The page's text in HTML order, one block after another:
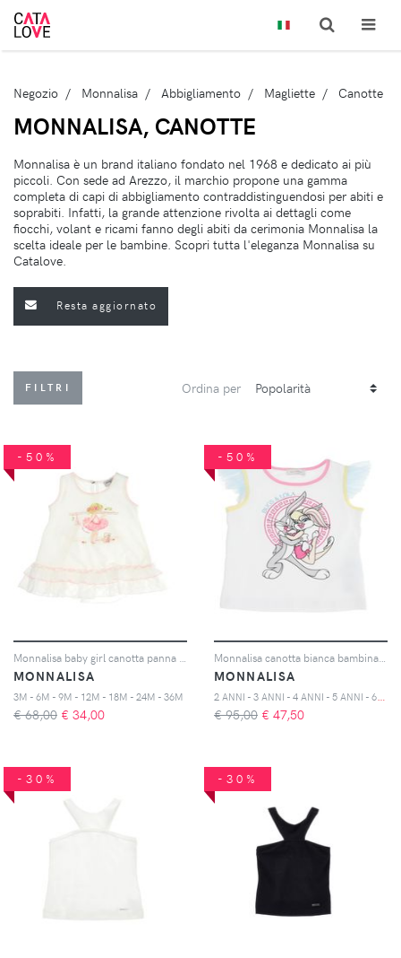
Negozio Monnalisa Abbigliamento Magliette Canotte
MONNALISA, CANOTTE
Monnalisa è un brand italiano fondato nel 1968 e dedicato ai più
piccoli. Con sede ad Arezzo, il marchio propone una gamma
completa di capi di abbigliamento contraddistinguendosi per abiti e
soprabiti. Infatti, la grande attenzione rivolta ai dettagli come
fiocchi, volant e ricami fanno degli abiti da cerimonia Monnalisa la
scelta ideale per le bambine. Scopri tutta l'eleganza Monnalisa su
Catalove.
Resta aggiornato
FILTRI Ordina per
-50%
MONNALISA
3M - 6M - 9M - 12M - 18M - 24M - 36M
€ 68,00 € 34,00
-50%
MONNALISA
€ 95,00 € 47,50
-30% -30%